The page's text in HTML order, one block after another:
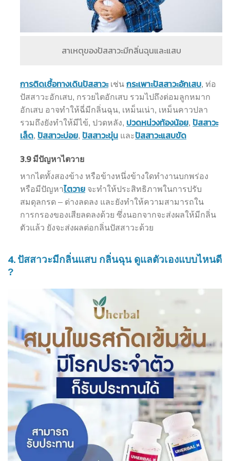
สาเหตุของปัสสาวะมีกลิ่นฉุนและแสบ
การติดเชื้อทางเดินปัสสาวะเช่น กระเพาะปัสสาวะอักเสบ, ท่อ
ปัสสาวะอักเสบ, กรวยไตอักเสบ รวมไปถึงต่อมลูกหมาก
อักเสบ อาจทำให้ฉี่มีกลิ่นฉุน, เหม็นเน่า, เหม็นคาวปลา
รวมถึงยังทำให้มีไข้, ปวดหลัง, ปวดหน่วงท้องน้อย, ปัสสาวะ
เล็ด, ปัสสาวะบ่อย, ปัสสาวะขุ่น และปัสสาวะแสบขัด
3.9 มีปัญหาไตวาย
หากไตทั้งสองข้าง หรือข้างหนึ่งข้างใดทำงานบกพร่อง
หรือมีปัญหาไตวาย จะทำให้ประสิทธิภาพในการปรับ
สมดุลกรด – ด่างลดลง และยังทำให้ความสามารถใน
การกรองของเสียลดลงด้วย ซึ่งนอกจากจะส่งผลให้มีกลิ่น
ตัวแล้ว ยังจะส่งผลต่อกลิ่นปัสสาวะด้วย
4. ปัสสาวะมีกลิ่นแสบ กลิ่นฉุน ดูแลตัวเองแบบไหนดี
?